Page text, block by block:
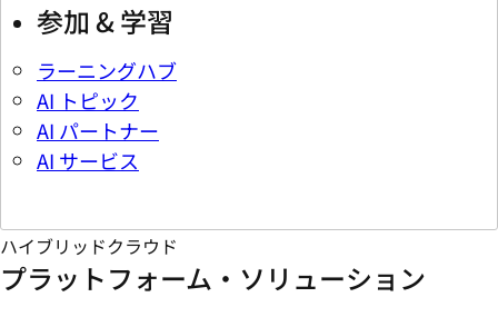
参加 & 学習
ラーニングハブ
AI トピック
AI パートナー
AI サービス
ハイブリッドクラウド
プラットフォーム・ソリューション